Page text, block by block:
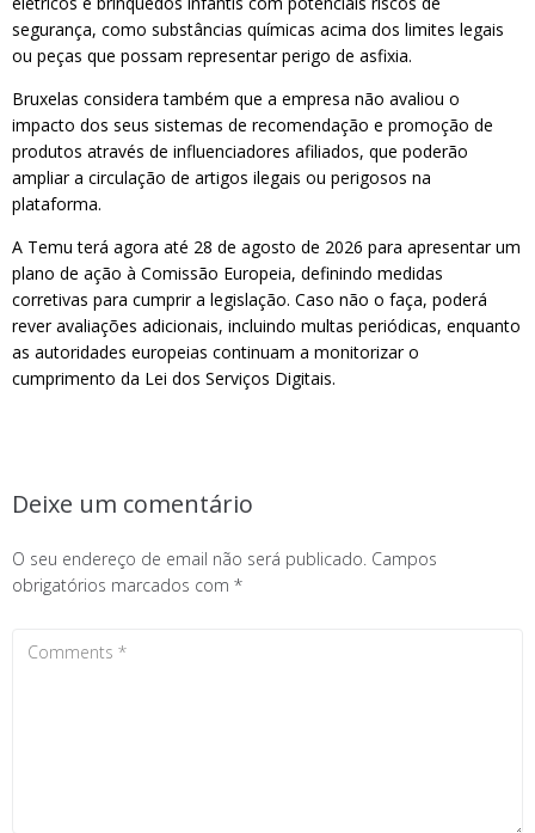
segurança, como substâncias químicas acima dos limites legais
ou peças que possam representar perigo de asfixia.
Bruxelas considera também que a empresa não avaliou o
impacto dos seus sistemas de recomendação e promoção de
produtos através de influenciadores afiliados, que poderão
ampliar a circulação de artigos ilegais ou perigosos na
plataforma.
A Temu terá agora até 28 de agosto de 2026 para apresentar um
plano de ação à Comissão Europeia, definindo medidas
corretivas para cumprir a legislação. Caso não o faça, poderá
rever avaliações adicionais, incluindo multas periódicas, enquanto
as autoridades europeias continuam a monitorizar o
cumprimento da Lei dos Serviços Digitais.
Deixe um comentário
O seu endereço de email não será publicado. Campos
obrigatórios marcados com *